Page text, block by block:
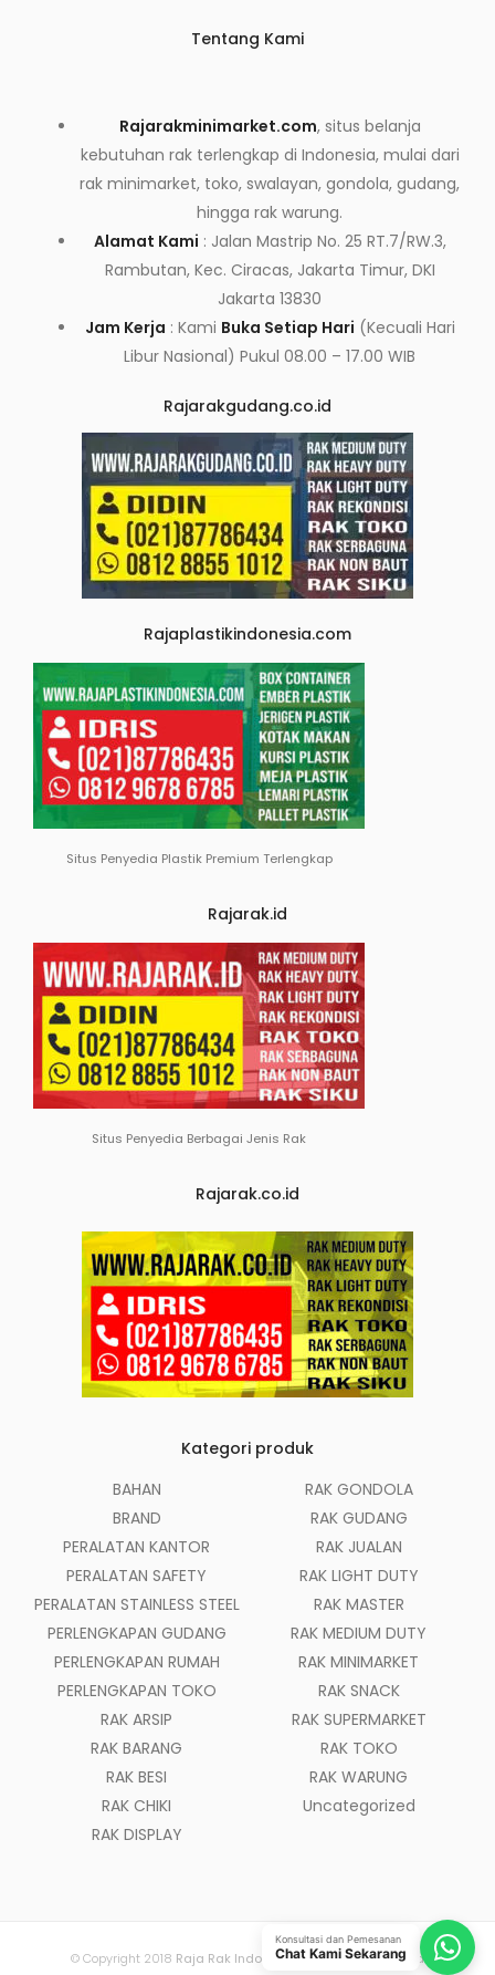
Tentang Kami
Rajarakminimarket.com, situs belanja
kebutuhan rak terlengkap di Indonesia, mulai dari
rak minimarket, toko, swalayan, gondola, gudang,
hingga rak warung.
Alamat Kami : Jalan Mastrip No. 25 RT.7/RW.3,
Rambutan, Kec. Ciracas, Jakarta Timur, DKI
Jakarta 13830
Jam Kerja : Kami Buka Setiap Hari (Kecuali Hari
Libur Nasional) Pukul 08.00 – 17.00 WIB
Rajarakgudang.co.id
Rajaplastikindonesia.com
Situs Penyedia Plastik Premium Terlengkap
Rajarak.id
Situs Penyedia Berbagai Jenis Rak
Rajarak.co.id
Kategori produk
BAHAN
BRAND
PERALATAN KANTOR
PERALATAN SAFETY
PERALATAN STAINLESS STEEL
PERLENGKAPAN GUDANG
PERLENGKAPAN RUMAH
PERLENGKAPAN TOKO
RAK ARSIP
RAK BARANG
RAK BESI
RAK CHIKI
RAK DISPLAY
RAK GONDOLA
RAK GUDANG
RAK JUALAN
RAK LIGHT DUTY
RAK MASTER
RAK MEDIUM DUTY
RAK MINIMARKET
RAK SNACK
RAK SUPERMARKET
RAK TOKO
RAK WARUNG
Uncategorized
© Copyright 2018 Raja Rak Indonesia- All Rights Reserved
Konsultasi dan Pemesanan
Chat Kami Sekarang